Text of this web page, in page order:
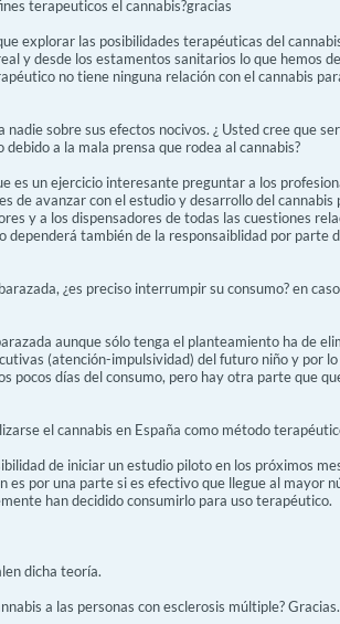
terapeuticos el cannabis?gracias
explorar las posibilidades terapéuticas del
y desde los estamentos sanitarios lo que hemos
no tiene ninguna relación con el cannabis
sobre sus efectos nocivos. ¿ Usted cree que
a la mala prensa que rodea al cannabis?
es un ejercicio interesante preguntar a los
de avanzar con el estudio y desarrollo del
y a los dispensadores de todas las cuestiones
también de la responsaiblidad por parte
¿es preciso interrumpir su consumo? en
aunque sólo tenga el planteamiento ha de
(atención-impulsividad) del futuro niño y por
pocos días del consumo, pero hay otra parte que
el cannabis en España como método
de iniciar un estudio piloto en los próximos
por una parte si es efectivo que llegue al mayor
han decidido consumirlo para uso terapéutico.
dicha teoría.
a las personas con esclerosis múltiple? Gracias.